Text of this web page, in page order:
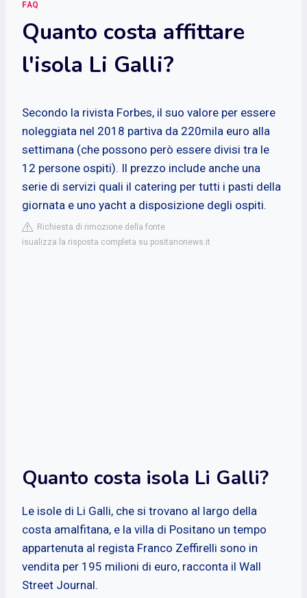
FAQ
Quanto costa affittare
l'isola Li Galli?
Secondo la rivista Forbes, il suo valore per essere
noleggiata nel 2018 partiva da 220mila euro alla
settimana (che possono però essere divisi tra le
12 persone ospiti). Il prezzo include anche una
serie di servizi quali il catering per tutti i pasti della
giornata e uno yacht a disposizione degli ospiti.
Richiesta di rimozione della fonte
isualizza la risposta completa su positanonews.it
Quanto costa isola Li Galli?
Le isole di Li Galli, che si trovano al largo della
costa amalfitana, e la villa di Positano un tempo
appartenuta al regista Franco Zeffirelli sono in
vendita per 195 milioni di euro, racconta il Wall
Street Journal.